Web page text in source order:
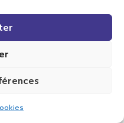
droits réservés.
Digital Lab